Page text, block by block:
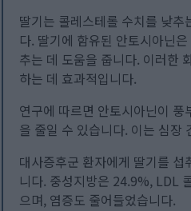
딸기는 콜레스테롤 수치를 낮추
다. 딸기에 함유된 안토시아닌
추는 데 도움을 줍니다. 이러한
하는 데 효과적입니다.
연구에 따르면 안토시아닌이
을 줄일 수 있습니다. 이는 심장
대사증후군 환자에게 딸기를
니다. 중성지방은 24.9%, LDL
으며, 염증도 줄어들었습니다.